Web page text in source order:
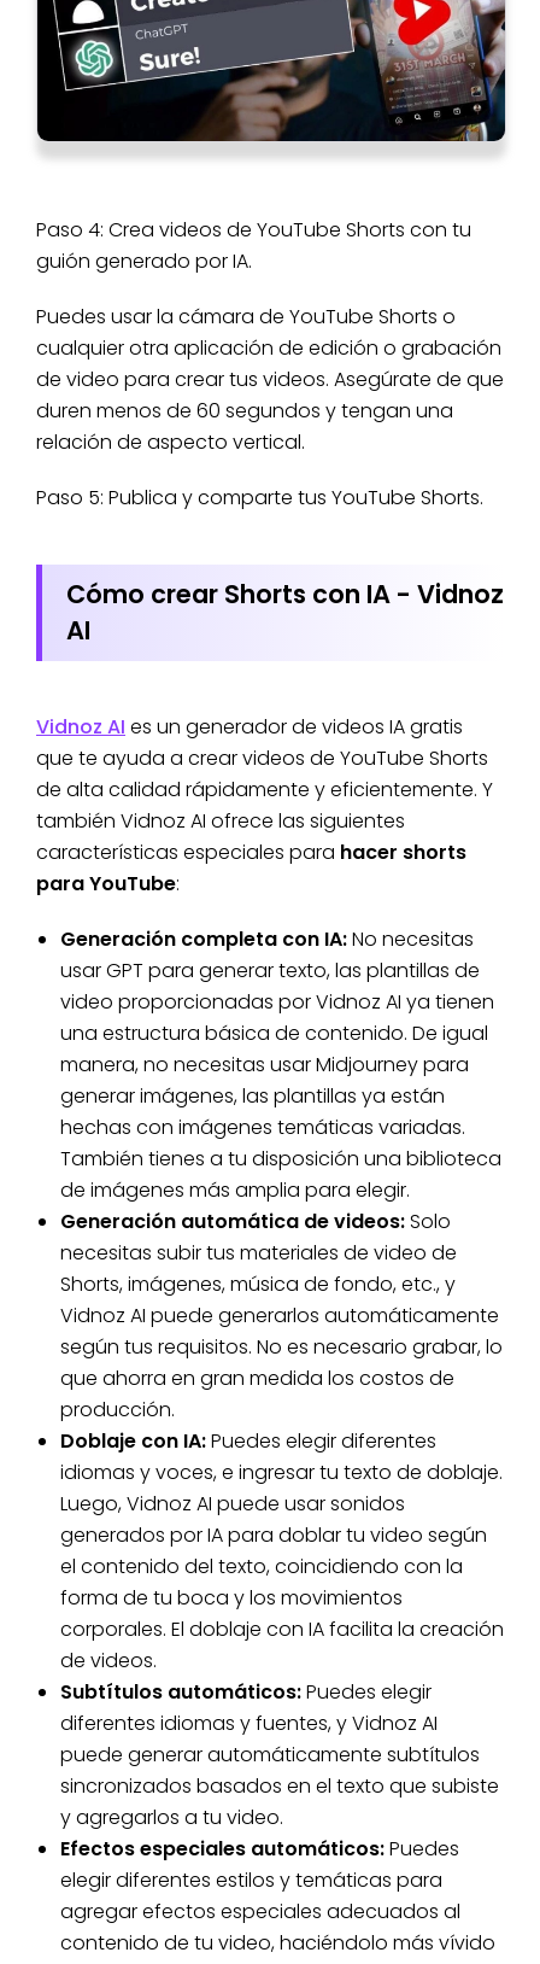
Paso 4: Crea videos de YouTube Shorts con tu
guión generado por IA.
Puedes usar la cámara de YouTube Shorts o
cualquier otra aplicación de edición o grabación
de video para crear tus videos. Asegúrate de que
duren menos de 60 segundos y tengan una
relación de aspecto vertical.
Paso 5: Publica y comparte tus YouTube Shorts.
Cómo crear Shorts con IA - Vidnoz
AI
Vidnoz AI es un generador de videos IA gratis
que te ayuda a crear videos de YouTube Shorts
de alta calidad rápidamente y eficientemente. Y
también Vidnoz AI ofrece las siguientes
características especiales para hacer shorts
para YouTube:
Generación completa con IA:No necesitas
usar GPT para generar texto, las plantillas de
video proporcionadas por Vidnoz AI ya tienen
una estructura básica de contenido. De igual
manera, no necesitas usar Midjourney para
generar imágenes, las plantillas ya están
hechas con imágenes temáticas variadas.
También tienes a tu disposición una biblioteca
de imágenes más amplia para elegir.
Generación automática de videos:Solo
necesitas subir tus materiales de video de
Shorts, imágenes, música de fondo, etc., y
Vidnoz AI puede generarlos automáticamente
según tus requisitos. No es necesario grabar, lo
que ahorra en gran medida los costos de
producción.
Doblaje con IA:Puedes elegir diferentes
idiomas y voces, e ingresar tu texto de doblaje.
Luego, Vidnoz AI puede usar sonidos
generados por IA para doblar tu video según
el contenido del texto, coincidiendo con la
forma de tu boca y los movimientos
corporales. El doblaje con IA facilita la creación
de videos.
Subtítulos automáticos:Puedes elegir
diferentes idiomas y fuentes, y Vidnoz AI
puede generar automáticamente subtítulos
sincronizados basados en el texto que subiste
y agregarlos a tu video.
Efectos especiales automáticos:Puedes
elegir diferentes estilos y temáticas para
agregar efectos especiales adecuados al
contenido de tu video, haciéndolo más vívido